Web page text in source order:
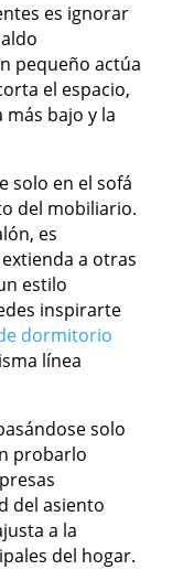
es ignorar
pequeño actúa
el espacio,
bajo y la
solo en el sofá
del mobiliario.
es
a otras
estilo
inspirarte
dormitorio
línea
solo
probarlo
del asiento
a la
del hogar.